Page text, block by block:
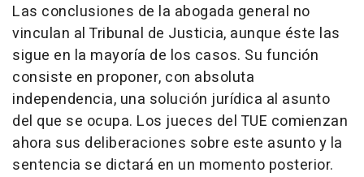
Las conclusiones de la abogada general no
vinculan al Tribunal de Justicia, aunque éste las
sigue en la mayoría de los casos. Su función
consiste en proponer, con absoluta
independencia, una solución jurídica al asunto
del que se ocupa. Los jueces del TUE comienzan
ahora sus deliberaciones sobre este asunto y la
sentencia se dictará en un momento posterior.